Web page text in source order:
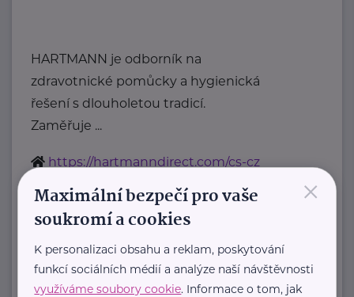
HARTMANN je odborník na
zdravotnické pomůcky a hygienická
řešení s dlouholetou tradicí.
Zaměřuje ...
https://hartmanndirect.com/cs-cz
info@hartmanndirect.cz
Zobrazit přehled společností
×
Maximální bezpečí pro vaše
soukromí a cookies
K personalizaci obsahu a reklam, poskytování
funkcí sociálních médií a analýze naší návštěvnosti
využíváme soubory cookie. Informace o tom, jak